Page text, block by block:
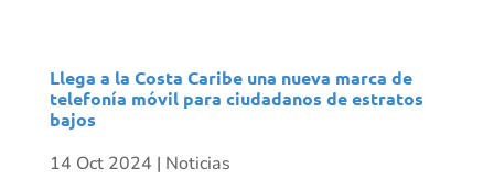
Llega a la Costa Caribe una nueva marca de
telefonía móvil para ciudadanos de estratos
bajos
14 Oct 2024 | Noticias